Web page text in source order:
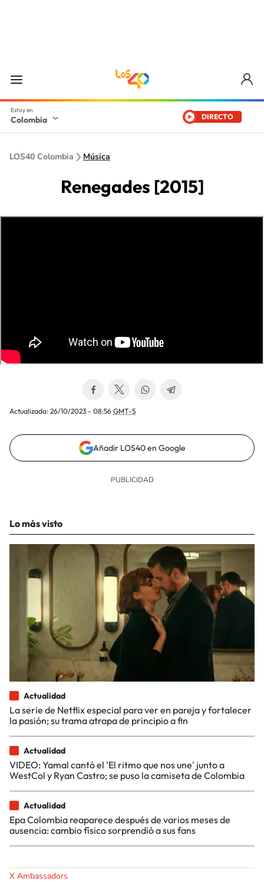
Colombia DIRECTO
LOS40 Colombia Música
Renegades [2015]
Actualizada: 26/10/2023 - 08:56 GMT-5
Añadir LOS40 en Google
Lo más visto
Actualidad
La serie de Netflix especial para ver en pareja y fortalecer
la pasión; su trama atrapa de principio a fin
Actualidad
VIDEO: Yamal cantó el 'El ritmo que nos une' junto a
WestCol y Ryan Castro; se puso la camiseta de Colombia
Actualidad
Epa Colombia reaparece después de varios meses de
ausencia: cambio físico sorprendió a sus fans
X Ambassadors